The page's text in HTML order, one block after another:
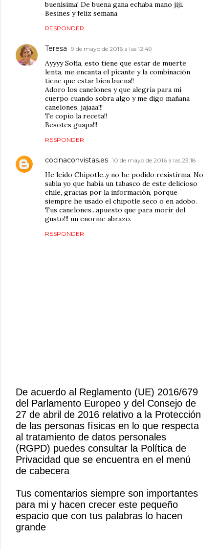
buenísima! De buena gana echaba mano jiji.
Besines y feliz semana
RESPONDER
Teresa 9 de mayo de 2016 a las 12:49
Ayyyy Sofía, esto tiene que estar de muerte
lenta, me encanta el picante y la combinación
tiene que estar bien buena!!
Adoro los canelones y que alegría para mi
cuerpo cuando sobra algo y me digo mañana
canelones, jajaaa!!!
Te copio la receta!!
Besotes guapa!!!
RESPONDER
cocinaconvistas.es 10 de mayo de 2016 a las 23:18
He leído Chipotle..y no he podido resistirma. No
sabía yo que había un tabasco de este delicioso
chile, gracias por la información, porque
siempre he usado el chipotle seco o en adobo.
Tus canelones...apuesto que para morir del
gusto!!! un enorme abrazo.
RESPONDER
P
u
b
l
i
c
a
u
n
c
o
De acuerdo al Reglamento (UE) 2016/679
del Parlamento Europeo y del Consejo de
27 de abril de 2016 relativo a la Protección
de las personas físicas en lo que respecta
al tratamiento de datos personales
(RGPD) puedes consultar la Política de
Privacidad que se encuentra en el menú
de cabecera
Tus comentarios siempre son importantes
para mi y hacen crecer este pequeño
espacio que con tus palabras lo hacen
grande